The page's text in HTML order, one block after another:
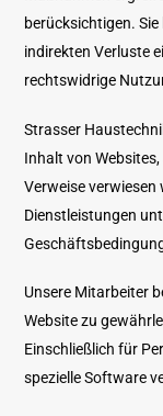
berücksichtigen.
indirekten Verluste
rechtswidrige
Strasser
Inhalt von
Verweise
Dienstleistungen
Unsere Mitarbeiter
Website zu
Einschließlich für
spezielle Software